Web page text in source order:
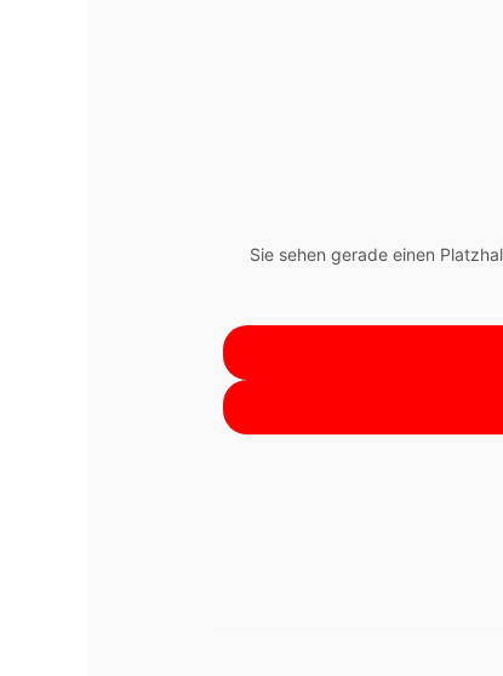
Sie sehen gerade einen